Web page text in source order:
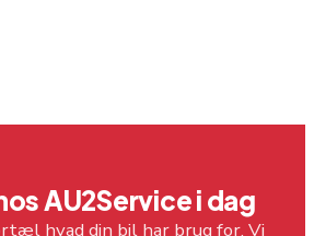
AU2Service i dag
hvad din bil har brug for. Vi